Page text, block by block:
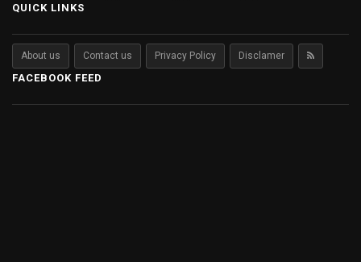
QUICK LINKS
About us Contact us Privacy Policy Disclamer
FACEBOOK FEED